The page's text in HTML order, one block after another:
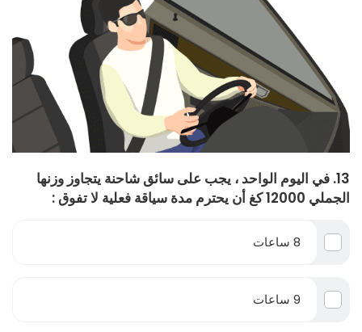
13. في اليوم الواحد ، يجب على سائق شاحنة يتجاوز وزنها
الجملي 12000 كغ أن يحترم مدة سياقة فعلية لا تفوق :
8 ساعات
9 ساعات